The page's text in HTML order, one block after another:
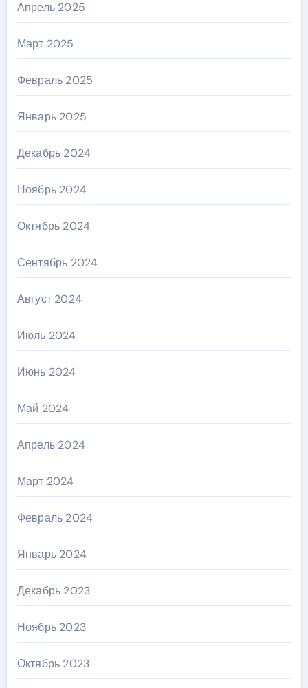
Апрель 2025
Март 2025
Февраль 2025
Январь 2025
Декабрь 2024
Ноябрь 2024
Октябрь 2024
Сентябрь 2024
Август 2024
Июль 2024
Июнь 2024
Май 2024
Апрель 2024
Март 2024
Февраль 2024
Январь 2024
Декабрь 2023
Ноябрь 2023
Октябрь 2023